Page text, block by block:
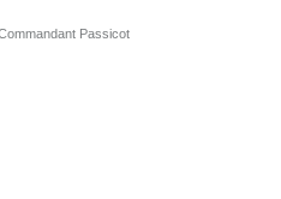
Passicot